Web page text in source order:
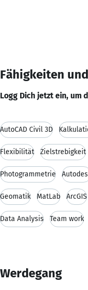
Fähigkeiten
Logg Dich jetzt ein, um
AutoCAD Civil 3D
Flexibilität Zielstrebigkeit
Photogrammetrie
Geomatik MatLab ArcGIS
Data Analysis Team work
Werdegang